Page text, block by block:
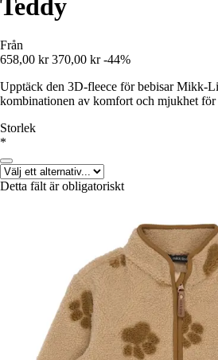
Teddy
Från
658,00 kr 370,00 kr -44%
Upptäck den 3D-fleece för bebisar Mikk-
kombinationen av komfort och mjukhet för
Storlek
*
Detta fält är obligatoriskt